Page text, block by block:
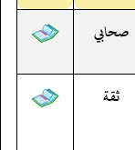
صحابي
ثقة